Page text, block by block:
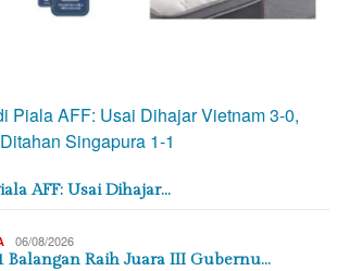
AFF: Usai Dihajar…
06/08/2026
Balangan Raih Juara III Gubernu…